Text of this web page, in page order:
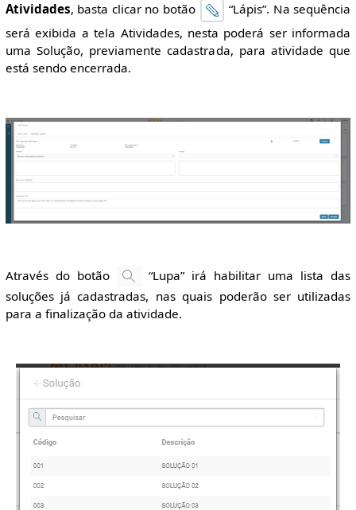
Atividades, basta clicar no botão
“Lápis”. Na sequência
será exibida a tela Atividades, nesta poderá ser informada
uma Solução, previamente cadastrada, para atividade que
está sendo encerrada.
Através do botão
“Lupa” irá habilitar uma lista das
soluções já cadastradas, nas quais poderão ser utilizadas
para a finalização da atividade.